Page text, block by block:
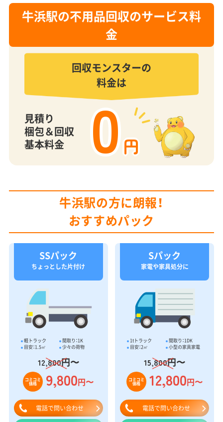
牛浜駅の不用品回収のサービス料
金
回収モンスターの
料金は
見積り
梱包＆回収
基本料金
0円
牛浜駅の方に朗報！
おすすめパック
SSパック
ちょっとした片付け
軽トラック
間取り：1K
目安：1.5㎥
少々の荷物
12,800円〜
コミコミ
価格 9,800円〜
電話で問い合わせ
Sパック
家電や家具処分に
1tトラック
間取り：1DK
目安：2㎥
小型の家具家電
15,800円〜
コミコミ
価格 12,800円〜
電話で問い合わせ